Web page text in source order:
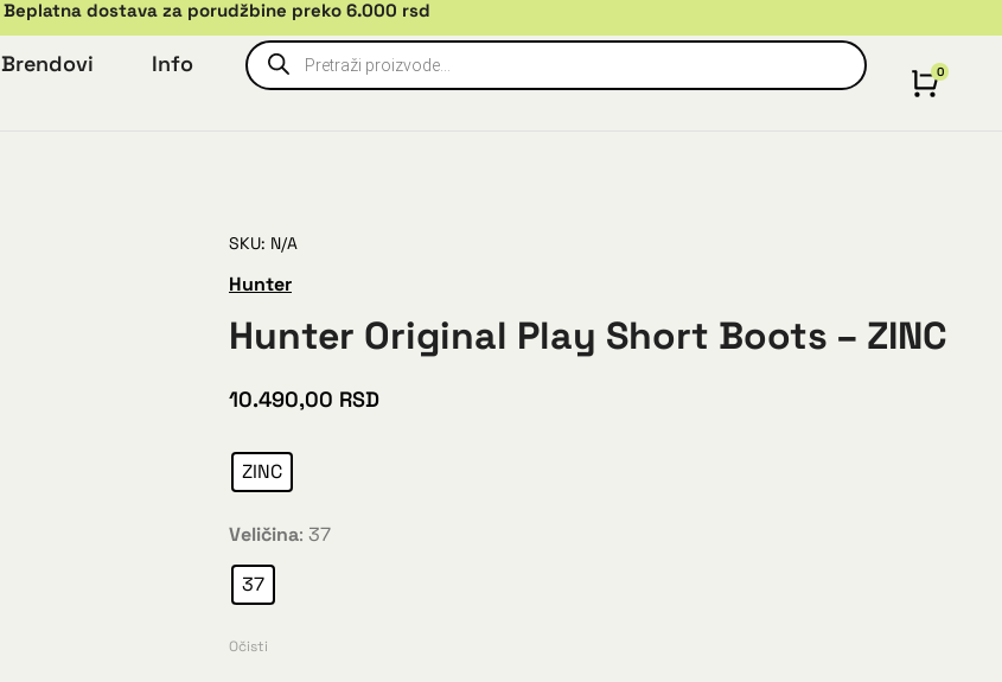
Beplatna dostava za porudžbine preko 6.000 rsd
Brendovi Info
SKU: N/A
Hunter
Hunter Original Play Short Boots – ZINC
10.490,00 RSD
ZINC
Veličina: 37
37
Očisti